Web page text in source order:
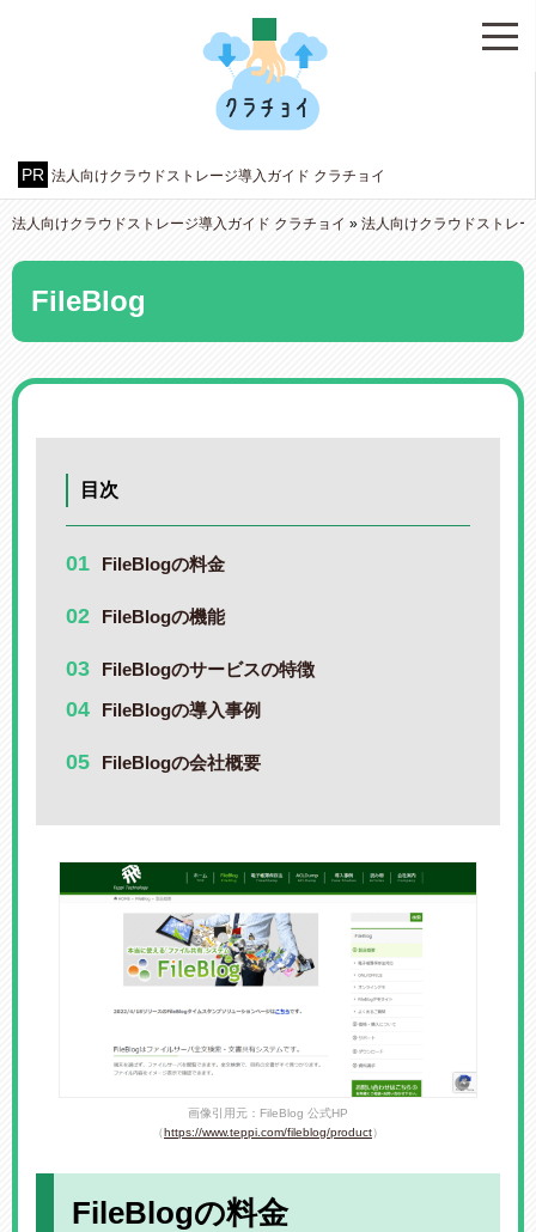
法人向けクラウドストレージ導入ガイド クラチョイ
法人向けクラウドストレージ導入ガイド クラチョイ » 法人向けクラウドストレ
FileBlog
目次
FileBlogの料金
FileBlogの機能
FileBlogのサービスの特徴
FileBlogの導入事例
FileBlogの会社概要
画像引用元：FileBlog 公式HP
（https://www.teppi.com/fileblog/product）
FileBlogの料金